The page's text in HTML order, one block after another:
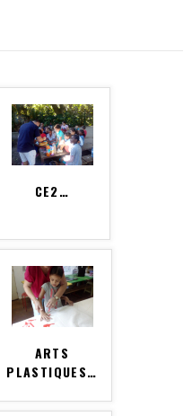
CE2…
ARTS
PLASTIQUES…